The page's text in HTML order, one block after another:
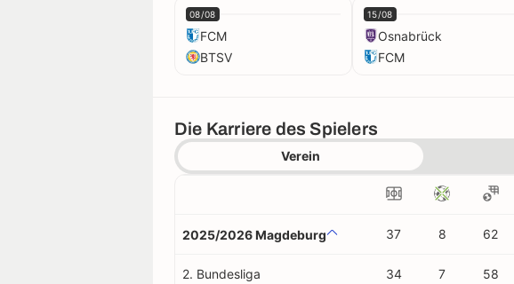
08/08
FCM
BTSV
15/08
Osnabrück
FCM
Die Karriere des Spielers
Verein
2025/2026 Magdeburg 37 8 62
2. Bundesliga 34 7 58